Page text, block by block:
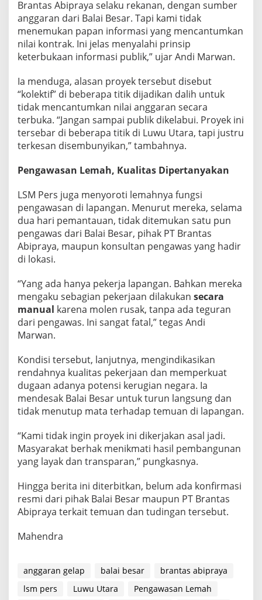
Brantas Abipraya selaku rekanan, dengan sumber
anggaran dari Balai Besar. Tapi kami tidak
menemukan papan informasi yang mencantumkan
nilai kontrak. Ini jelas menyalahi prinsip
keterbukaan informasi publik,” ujar Andi Marwan.
Ia menduga, alasan proyek tersebut disebut
“kolektif” di beberapa titik dijadikan dalih untuk
tidak mencantumkan nilai anggaran secara
terbuka. “Jangan sampai publik dikelabui. Proyek ini
tersebar di beberapa titik di Luwu Utara, tapi justru
terkesan disembunyikan,” tambahnya.
Pengawasan Lemah, Kualitas Dipertanyakan
LSM Pers juga menyoroti lemahnya fungsi
pengawasan di lapangan. Menurut mereka, selama
dua hari pemantauan, tidak ditemukan satu pun
pengawas dari Balai Besar, pihak PT Brantas
Abipraya, maupun konsultan pengawas yang hadir
di lokasi.
“Yang ada hanya pekerja lapangan. Bahkan mereka
mengaku sebagian pekerjaan dilakukan secara
manual karena molen rusak, tanpa ada teguran
dari pengawas. Ini sangat fatal,” tegas Andi
Marwan.
Kondisi tersebut, lanjutnya, mengindikasikan
rendahnya kualitas pekerjaan dan memperkuat
dugaan adanya potensi kerugian negara. Ia
mendesak Balai Besar untuk turun langsung dan
tidak menutup mata terhadap temuan di lapangan.
“Kami tidak ingin proyek ini dikerjakan asal jadi.
Masyarakat berhak menikmati hasil pembangunan
yang layak dan transparan,” pungkasnya.
Hingga berita ini diterbitkan, belum ada konfirmasi
resmi dari pihak Balai Besar maupun PT Brantas
Abipraya terkait temuan dan tudingan tersebut.
Mahendra
anggaran gelap balai besar
brantas abipraya
lsm pers
Luwu Utara
Pengawasan Lemah